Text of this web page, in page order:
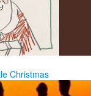
Christmas